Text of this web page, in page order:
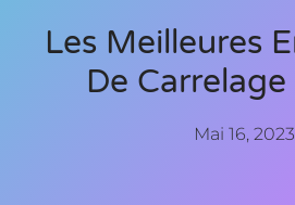
Les Meilleures
De
Mai 16, 2023